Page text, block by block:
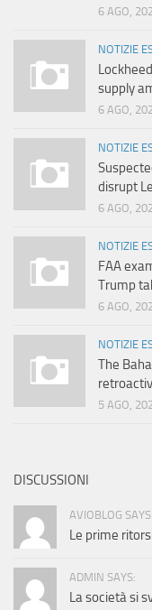
6 AGO,
NOTIZIE
supply
6 AGO,
NOTIZIE
disrupt
6 AGO,
NOTIZIE
FAA
Trump
6 AGO,
NOTIZIE
The
5 AGO,
DISCUSSIONI
AVIOBLOG SAYS:
Le prime
ADMIN SAYS:
La società si